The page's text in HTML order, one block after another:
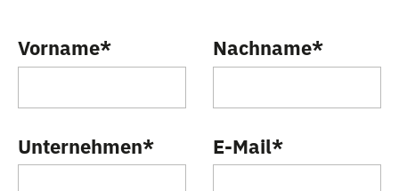
Vorname* Nachname*
Unternehmen* E-Mail*